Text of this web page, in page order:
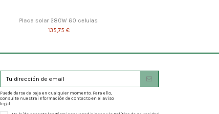
Placa solar 280W 60 celulas
135,75 €
Puede darse de baja en cualquier momento. Para ello,
consulte nuestra información de contacto en el aviso
legal.